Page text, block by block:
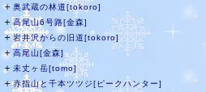
＋ 奥武蔵の林道[tokoro]
＋高尾山6号路[金森]
＋岩井沢からの旧道[tokoro]
＋ 高尾山[金森]
＋ 未丈ヶ岳[tomo]
＋赤指山と千本ツツジ[ピークハンター]